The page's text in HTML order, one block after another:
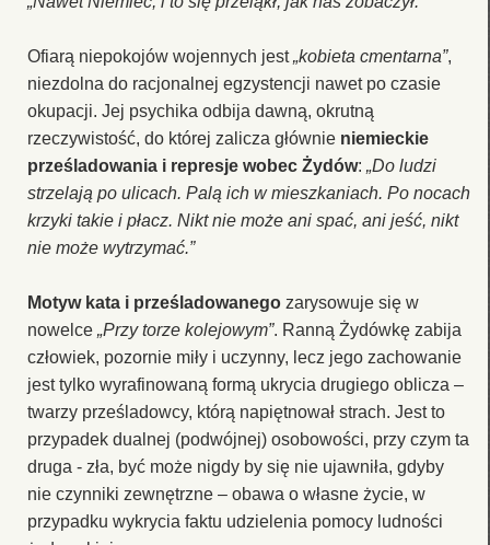
Ofiarą niepokojów wojennych jest„kobieta cmentarna”,
niezdolna do racjonalnej egzystencji nawet po czasie
okupacji. Jej psychika odbija dawną, okrutną
rzeczywistość, do której zalicza głównie niemieckie
prześladowania i represje wobec Żydów: „Do ludzi
strzelają po ulicach. Palą ich w mieszkaniach. Po nocach
krzyki takie i płacz. Nikt nie może ani spać, ani jeść, nikt
nie może wytrzymać.”
Motyw kata i prześladowanego zarysowuje się w
nowelce „Przy torze kolejowym”. Ranną Żydówkę zabija
człowiek, pozornie miły i uczynny, lecz jego zachowanie
jest tylko wyrafinowaną formą ukrycia drugiego oblicza –
twarzy prześladowcy, którą napiętnował strach. Jest to
przypadek dualnej (podwójnej) osobowości, przy czym ta
druga - zła, być może nigdy by się nie ujawniła, gdyby
nie czynniki zewnętrzne – obawa o własne życie, w
przypadku wykrycia faktu udzielenia pomocy ludności